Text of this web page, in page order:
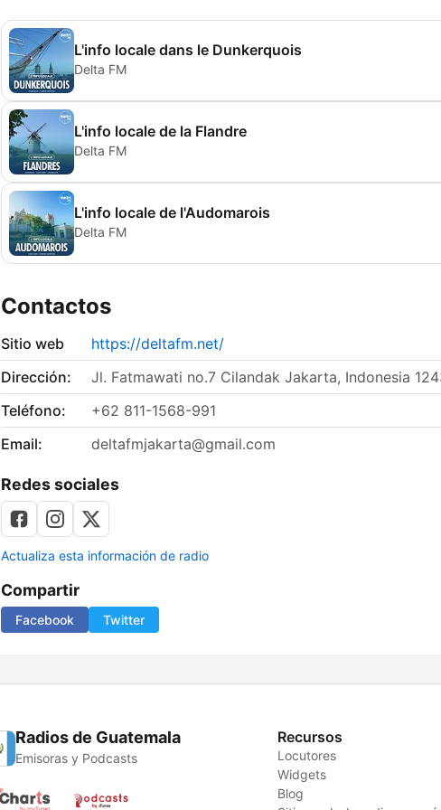
L'info locale dans le Dunkerquois
Delta FM
L'info locale de la Flandre
Delta FM
L'info locale de l'Audomarois
Delta FM
Contactos
Sitio web
https://deltafm.net/
Dirección:
Jl. Fatmawati no.7 Cilandak Jakarta, Indonesia
Teléfono:
+62 811-1568-991
Email:
deltafmjakarta@gmail.com
Redes sociales
Actualiza esta información de radio
Compartir
Facebook Twitter
Radios de Guatemala
Emisoras y Podcasts
Recursos
Locutores
Widgets
Blog